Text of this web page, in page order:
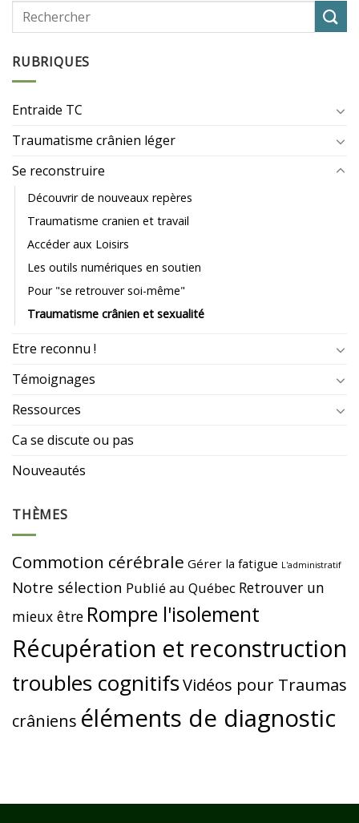
RUBRIQUES
Entraide TC
Traumatisme crânien léger
Se reconstruire
Découvrir de nouveaux repères
Traumatisme cranien et travail
Accéder aux Loisirs
Les outils numériques en soutien
Pour "se retrouver soi-même"
Traumatisme crânien et sexualité
Etre reconnu !
Témoignages
Ressources
Ca se discute ou pas
Nouveautés
THÈMES
Commotion cérébrale Gérer la fatigue L'administratif
Notre sélection Publié au Québec Retrouver un
mieux être Rompre l'isolement
Récupération et reconstruction
troubles cognitifsVidéos pour Traumas
crâniens éléments de diagnostic